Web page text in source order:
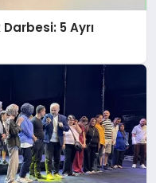
5 Ayrı